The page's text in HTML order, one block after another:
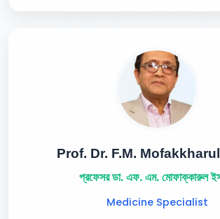
Prof. Dr. F.M.
প্রফেসর ডা. এফ. এম. মোফাক্কারুল
Medicine Specialist